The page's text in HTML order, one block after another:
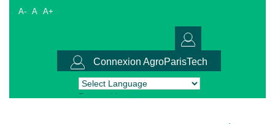
A- A A+
Connexion AgroParisTech
Powered by Translate